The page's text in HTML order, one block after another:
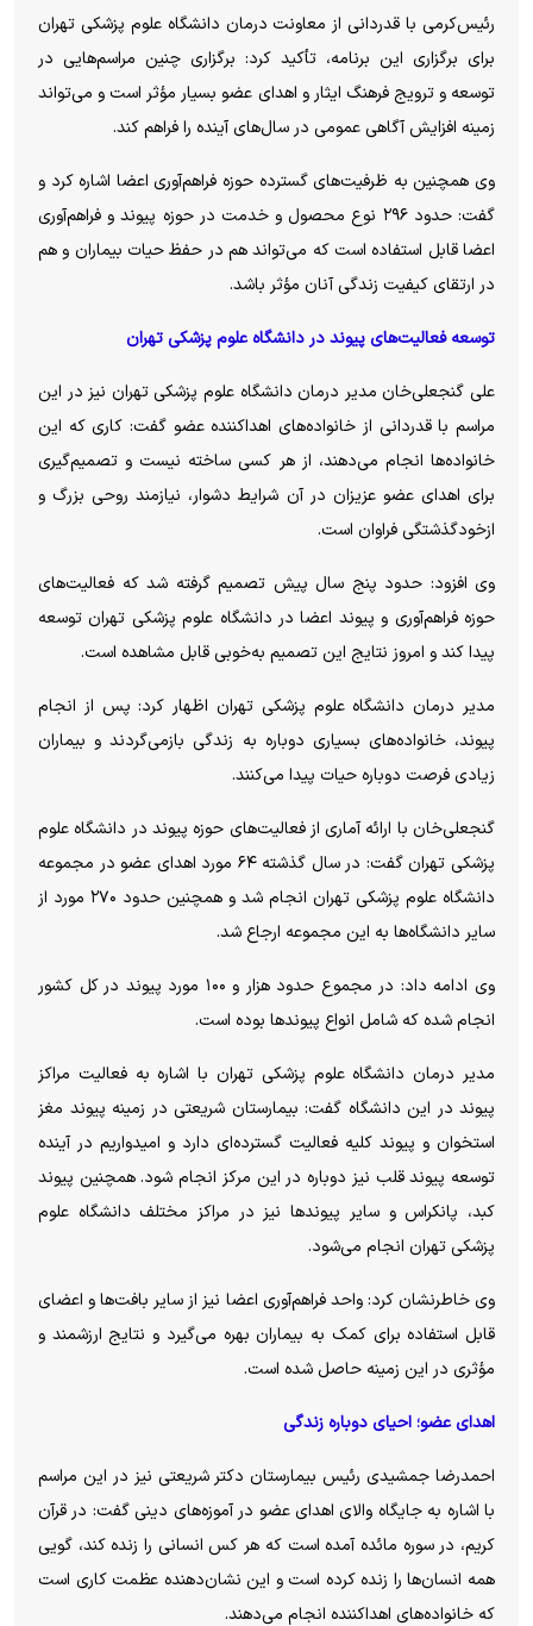
رئیس‌کرمی با قدردانی از معاونت درمان دانشگاه علوم پزشکی تهران
برای برگزاری این برنامه، تأکید کرد: برگزاری چنین مراسم‌هایی در
توسعه و ترویج فرهنگ ایثار و اهدای عضو بسیار مؤثر است و می‌تواند
زمینه افزایش آگاهی عمومی در سال‌های آینده را فراهم کند.
وی همچنین به ظرفیت‌های گسترده حوزه فراهم‌آوری اعضا اشاره کرد و
گفت: حدود ۲۹۶ نوع محصول و خدمت در حوزه پیوند و فراهم‌آوری
اعضا قابل استفاده است که می‌تواند هم در حفظ حیات بیماران و هم
در ارتقای کیفیت زندگی آنان مؤثر باشد.
توسعه فعالیت‌های پیوند در دانشگاه علوم پزشکی تهران
علی گنجعلی‌خان مدیر درمان دانشگاه علوم پزشکی تهران نیز در این
مراسم با قدردانی از خانواده‌های اهداکننده عضو گفت: کاری که این
خانواده‌ها انجام می‌دهند، از هر کسی ساخته نیست و تصمیم‌گیری
برای اهدای عضو عزیزان در آن شرایط دشوار، نیازمند روحی بزرگ و
ازخودگذشتگی فراوان است.
وی افزود: حدود پنج سال پیش تصمیم گرفته شد که فعالیت‌های
حوزه فراهم‌آوری و پیوند اعضا در دانشگاه علوم پزشکی تهران توسعه
پیدا کند و امروز نتایج این تصمیم به‌خوبی قابل مشاهده است.
مدیر درمان دانشگاه علوم پزشکی تهران اظهار کرد: پس از انجام
پیوند، خانواده‌های بسیاری دوباره به زندگی بازمی‌گردند و بیماران
زیادی فرصت دوباره حیات پیدا می‌کنند.
گنجعلی‌خان با ارائه آماری از فعالیت‌های حوزه پیوند در دانشگاه علوم
پزشکی تهران گفت: در سال گذشته ۶۴ مورد اهدای عضو در مجموعه
دانشگاه علوم پزشکی تهران انجام شد و همچنین حدود ۲۷۰ مورد از
سایر دانشگاه‌ها به این مجموعه ارجاع شد.
وی ادامه داد: در مجموع حدود هزار و ۱۰۰ مورد پیوند در کل کشور
انجام شده که شامل انواع پیوند‌ها بوده است.
مدیر درمان دانشگاه علوم پزشکی تهران با اشاره به فعالیت مراکز
پیوند در این دانشگاه گفت: بیمارستان شریعتی در زمینه پیوند مغز
استخوان و پیوند کلیه فعالیت گسترده‌ای دارد و امیدواریم در آینده
توسعه پیوند قلب نیز دوباره در این مرکز انجام شود. همچنین پیوند
کبد، پانکراس و سایر پیوند‌ها نیز در مراکز مختلف دانشگاه علوم
پزشکی تهران انجام می‌شود.
وی خاطرنشان کرد: واحد فراهم‌آوری اعضا نیز از سایر بافت‌ها و اعضای
قابل استفاده برای کمک به بیماران بهره می‌گیرد و نتایج ارزشمند و
مؤثری در این زمینه حاصل شده است.
اهدای عضو؛ احیای دوباره زندگی
احمدرضا جمشیدی رئیس بیمارستان دکتر شریعتی نیز در این مراسم
با اشاره به جایگاه والای اهدای عضو در آموزه‌های دینی گفت: در قرآن
کریم، در سوره مائده آمده است که هر کس انسانی را زنده کند، گویی
همه انسان‌ها را زنده کرده است و این نشان‌دهنده عظمت کاری است
که خانواده‌های اهداکننده انجام می‌دهند.